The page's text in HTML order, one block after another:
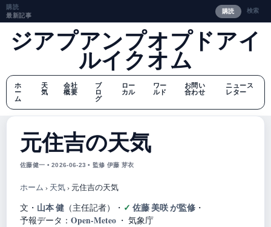
購読
最新記事
購読 検索
ジアプアンプオプドアイ
ルイクオム
ホ
ー
ム
天
気
会社
概要
ブ
ロ
グ
ロー
カル
ワー
ルド
お問い
合わせ
ニュース
レター
元住吉の天気
佐藤健一 • 2026-06-23 • 監修 伊藤 芽衣
ホーム › 天気› 元住吉の天気
文・ 山本 健 （主任記者） ・ 佐藤 美咲 が監修 ・
予報データ： Open-Meteo ・ 気象庁